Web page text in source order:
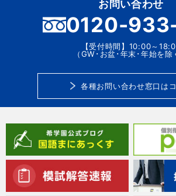
お問い合わせ
0120-
【受付時間】10:00～
（GW･お盆･年末･年始を除
各種お問い合わせ窓口は